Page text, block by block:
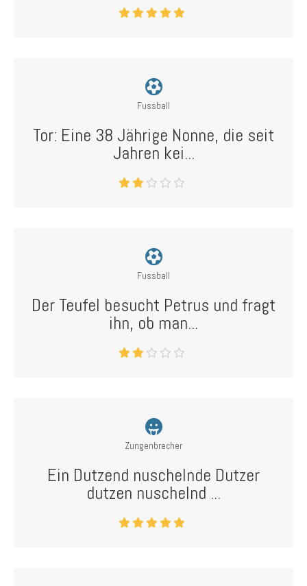
Fussball
Tor: Eine 38 Jährige Nonne, die seit
Jahren kei...
Fussball
Der Teufel besucht Petrus und fragt
ihn, ob man...
Zungenbrecher
Ein Dutzend nuschelnde Dutzer
dutzen nuschelnd ...